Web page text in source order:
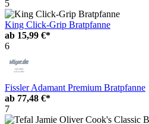
5
King Click-Grip Bratpfanne
ab 15,99 €*
6
Fissler Adamant Premium Bratpfanne
ab 77,48 €*
7